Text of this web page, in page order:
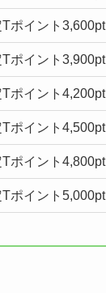
ポイント3,600pt
ポイント3,900pt
ポイント4,200pt
ポイント4,500pt
ポイント4,800pt
ポイント5,000pt